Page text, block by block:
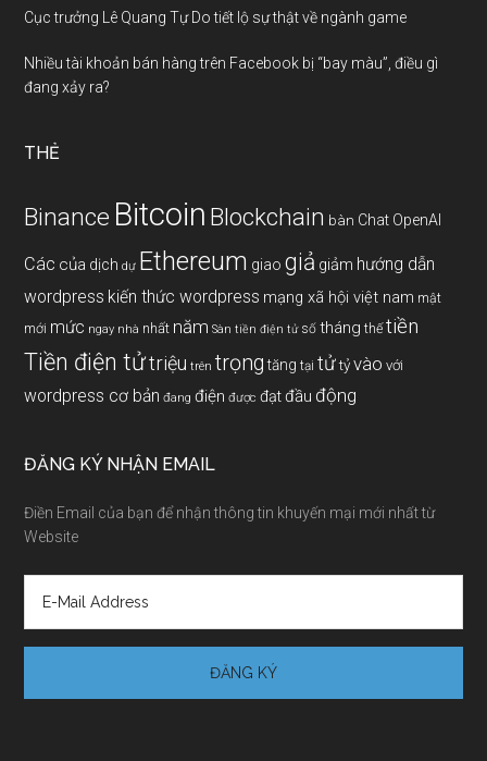
Cục trưởng Lê Quang Tự Do tiết lộ sự thật về ngành game
Nhiều tài khoản bán hàng trên Facebook bị “bay màu”, điều gì
đang xảy ra?
THẺ
Binance Bitcoin Blockchain bàn Chat OpenAI
Các của dịch dự Ethereum giao giả giảm hướng dẫn
wordpress kiến thức wordpress mạng xã hội việt nam mật
mới mức ngay nhà nhất năm Sàn tiền điện tử số tháng thế tiền
Tiền điện tửtriệu trên trọng tăng tại tử tỷ vào với
wordpress cơ bản đang điện được đạtđầu động
ĐĂNG KÝ NHẬN EMAIL
Điền Email của bạn để nhận thông tin khuyến mại mới nhất từ
Website